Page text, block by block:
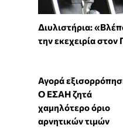
Διυλιστήρια:
την εκεχειρία
Αγορά
Ο ΕΣΑΗ ζητά
χαμηλότερο όριο
αρνητικών τιμών